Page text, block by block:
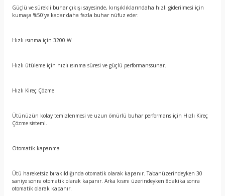
Güçlü ve sürekli buhar çıkışı sayesinde, kırışıklıklarındaha hızlı giderilmesi için
kumaşa %50'ye kadar daha fazla buhar nüfuz eder.
Hızlı ısınma için 3200 W
Hızlı ütüleme için hızlı ısınma süresi ve güçlü performanssunar.
Hızlı Kireç Çözme
Ütünüzün kolay temizlenmesi ve uzun ömürlü buhar performansıiçin Hızlı Kireç
Çözme sistemi.
Otomatik kapanma
Ütü hareketsiz bırakıldığında otomatik olarak kapanır. Tabanüzerindeyken 30
saniye sonra otomatik olarak kapanır. Arka kısmı üzerindeyken 8dakika sonra
otomatik olarak kapanır.